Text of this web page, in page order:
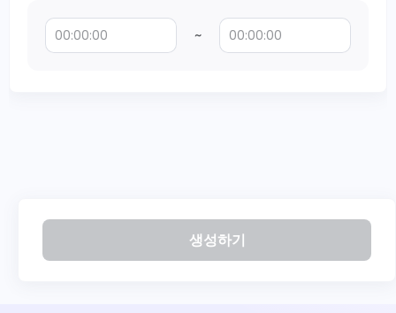
~
생성하기